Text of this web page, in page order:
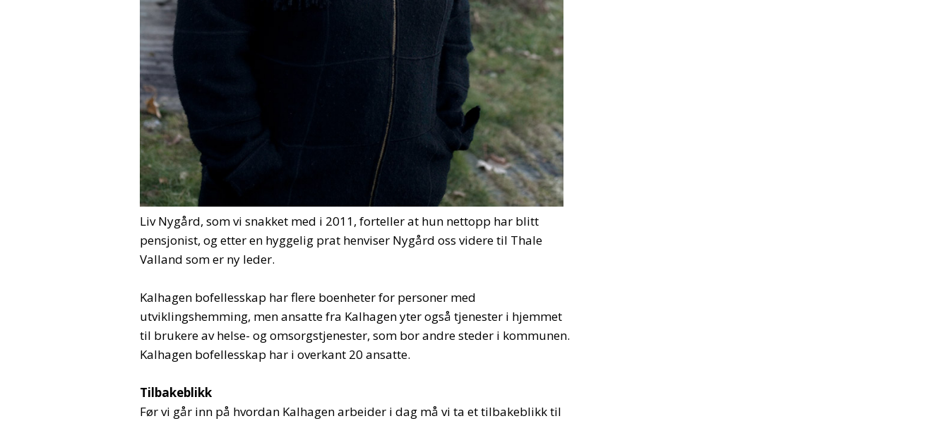
Liv Nygård, som vi snakket med i 2011, forteller at hun nettopp har blitt
pensjonist, og etter en hyggelig prat henviser Nygård oss videre til Thale
Valland som er ny leder.
Kalhagen bofellesskap har flere boenheter for personer med
utviklingshemming, men ansatte fra Kalhagen yter også tjenester i hjemmet
til brukere av helse- og omsorgstjenester, som bor andre steder i kommunen.
Kalhagen bofellesskap har i overkant 20 ansatte.
Tilbakeblikk
Før vi går inn på hvordan Kalhagen arbeider i dag må vi ta et tilbakeblikk til